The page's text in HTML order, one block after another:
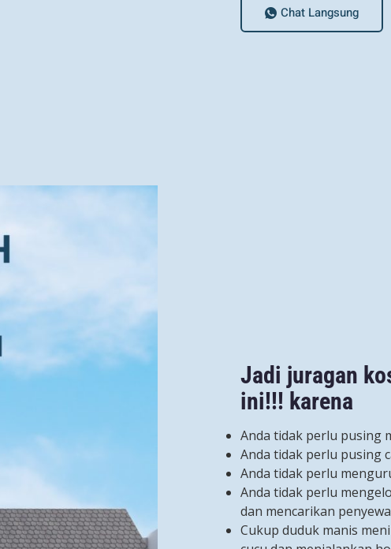
Chat Langsung
Jadi juragan
ini!!! karena
Anda tidak perlu pusing
Anda tidak perlu pusing
Anda tidak perlu
Anda tidak perlu
dan mencarikan penyewa
Cukup duduk manis